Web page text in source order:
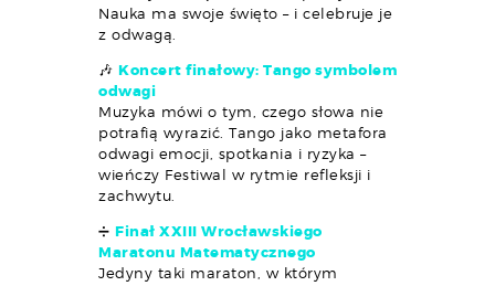
Nauka ma swoje święto – i celebruje je
z odwagą.
🎶 Koncert finałowy: Tango symbolem
odwagi
Muzyka mówi o tym, czego słowa nie
potrafią wyrazić. Tango jako metafora
odwagi emocji, spotkania i ryzyka –
wieńczy Festiwal w rytmie refleksji i
zachwytu.
➗ Finał XXIII Wrocławskiego
Maratonu Matematycznego
Jedyny taki maraton, w którym